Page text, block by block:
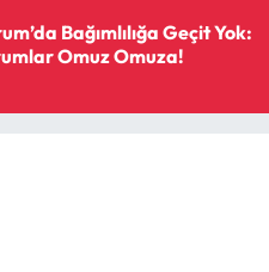
Bağımlılığa Geçit Yok:
Omuz Omuza!